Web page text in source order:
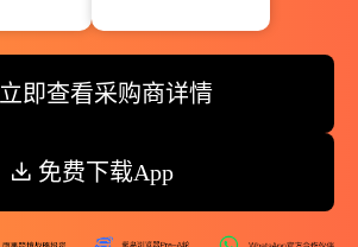
立即查看采购商详情
免费下载App